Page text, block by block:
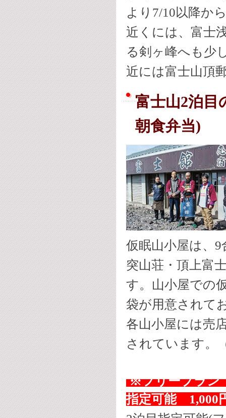
より 7/10以降か
近くには、富士
る剣ヶ峰へも少
近には富士山頂
富士山2泊目
朝食弁当)
仮眠山小屋は、9
突山荘・頂上富
す。 山小屋での
袋が用意されて
各山小屋には売
されています。
※フリープラン
指定可能